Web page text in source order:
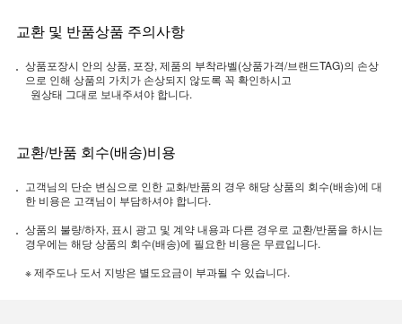
교환 및 반품상품 주의사항
상품포장시 안의 상품, 포장, 제품의 부착라벨(상품가격/브랜드TAG)의 손상
으로 인해 상품의 가치가 손상되지 않도록 꼭 확인하시고
원상태 그대로 보내주셔야 합니다.
교환/반품 회수(배송)비용
고객님의 단순 변심으로 인한 교화/반품의 경우 해당 상품의 회수(배송)에 대
한 비용은 고객님이 부담하셔야 합니다.
상품의 불량/하자, 표시 광고 및 계약 내용과 다른 경우로 교환/반품을 하시는
경우에는 해당 상품의 회수(배송)에 필요한 비용은 무료입니다.
※ 제주도나 도서 지방은 별도요금이 부과될 수 있습니다.